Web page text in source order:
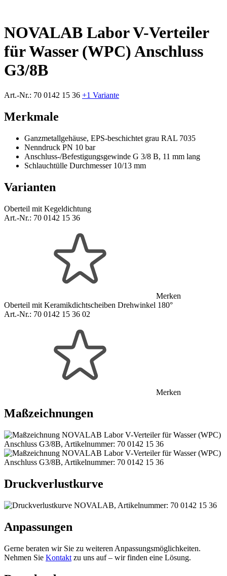
NOVALAB Labor V-Verteiler
für Wasser (WPC) Anschluss
G3/8B
Art.-Nr.: 70 0142 15 36 +1 Variante
Merkmale
Ganzmetallgehäuse, EPS-beschichtet grau RAL 7035
Nenndruck PN 10 bar
Anschluss-/Befestigungsgewinde G 3/8 B, 11 mm lang
Schlauchtülle Durchmesser 10/13 mm
Varianten
Oberteil mit Kegeldichtung
Art.-Nr.: 70 0142 15 36
Merken
Oberteil mit Keramikdichtscheiben Drehwinkel 180°
Art.-Nr.: 70 0142 15 36 02
Merken
Maßzeichnungen
Druckverlustkurve
Anpassungen
Gerne beraten wir Sie zu weiteren Anpassungsmöglichkeiten.
Nehmen Sie Kontakt zu uns auf – wir finden eine Lösung.